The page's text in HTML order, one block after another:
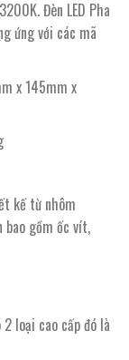
Đèn LED Pha
ứng với các mã
x 145mm x
kế từ nhôm
bao gồm ốc vít,
loại cao cấp đó là